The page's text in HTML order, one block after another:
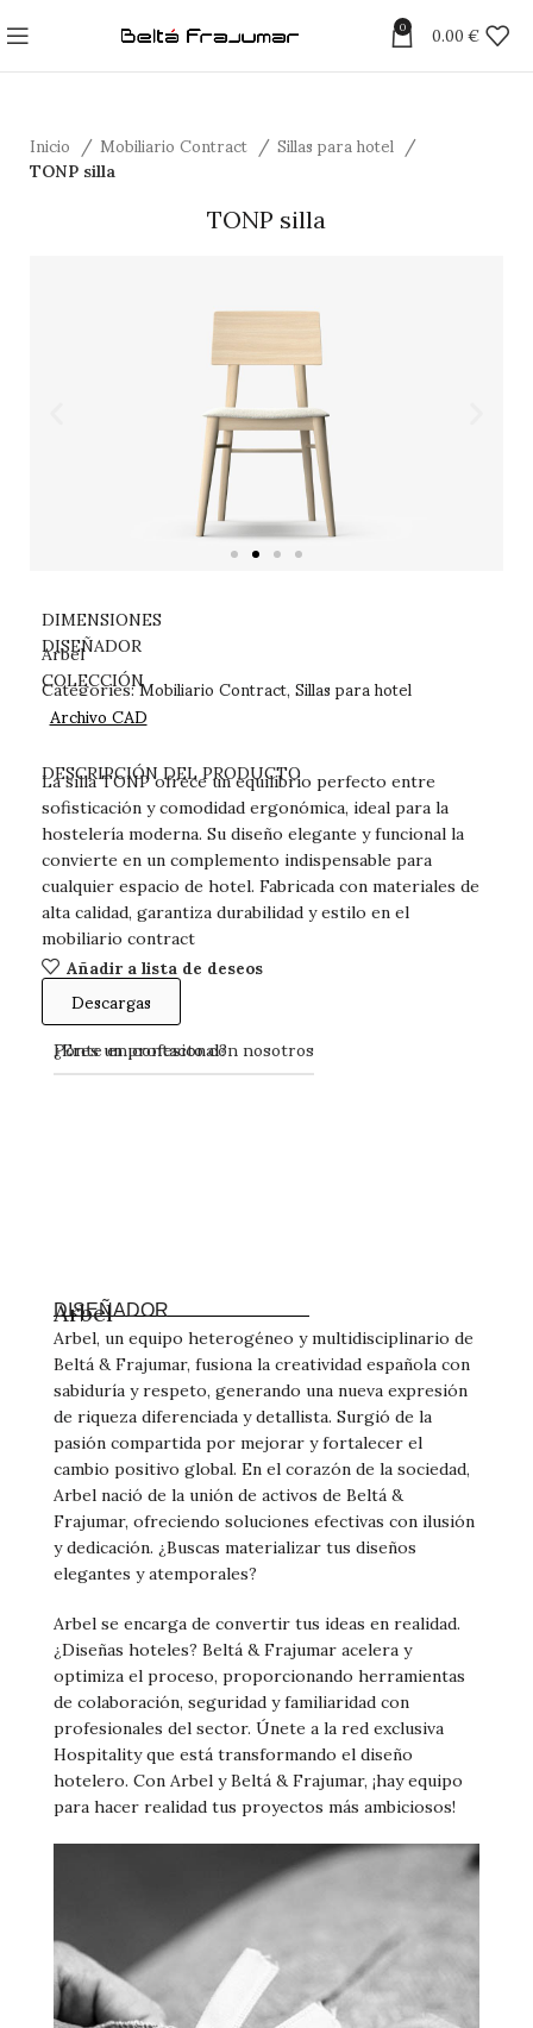
0 0.00 €
Inicio Mobiliario Contract Sillas para hotel
TONP silla
TONP silla
DESCRIPCIÓN DEL PRODUCTO
La silla TONP ofrece un equilibrio perfecto entre
sofisticación y comodidad ergonómica, ideal para la
hostelería moderna. Su diseño elegante y funcional la
convierte en un complemento indispensable para
cualquier espacio de hotel. Fabricada con materiales de
alta calidad, garantiza durabilidad y estilo en el
mobiliario contract
Añadir a lista de deseos
Descargas
¿Eres un profesional?
Ponte en contacto con nosotros
DIMENSIONES
DISEÑADOR
Arbel
COLECCIÓN
Categories:Mobiliario Contract, Sillas para hotel
DESCARGAS
Archivo CAD
Arbel
DISEÑADOR
Arbel, un equipo heterogéneo y multidisciplinario de
Beltá & Frajumar, fusiona la creatividad española con
sabiduría y respeto, generando una nueva expresión
de riqueza diferenciada y detallista. Surgió de la
pasión compartida por mejorar y fortalecer el
cambio positivo global. En el corazón de la sociedad,
Arbel nació de la unión de activos de Beltá &
Frajumar, ofreciendo soluciones efectivas con ilusión
y dedicación. ¿Buscas materializar tus diseños
elegantes y atemporales?
Arbel se encarga de convertir tus ideas en realidad.
¿Diseñas hoteles? Beltá & Frajumar acelera y
optimiza el proceso, proporcionando herramientas
de colaboración, seguridad y familiaridad con
profesionales del sector. Únete a la red exclusiva
Hospitality que está transformando el diseño
hotelero. Con Arbel y Beltá & Frajumar, ¡hay equipo
para hacer realidad tus proyectos más ambiciosos!